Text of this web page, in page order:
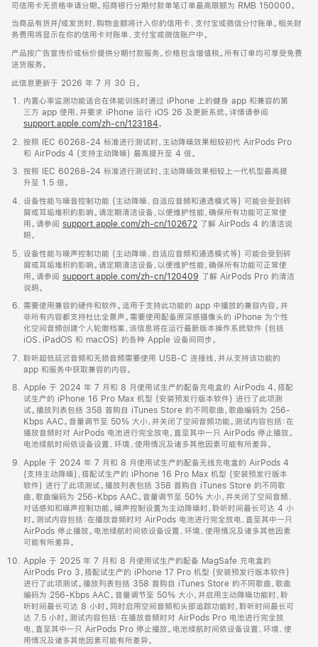
司信用卡无资格申请分期。招商银行分期付款单笔订单最高限额为 RMB 150000。
当商品有货并/或发货时，购物金额将计入你的信用卡、支付宝或微信分付账单。相关财
务费用将显示在你的信用卡对账单、支付宝或微信账户中。
产品按广告宣传价或标价提供分期付款服务。价格包含增值税。所有订单均可享受免费
送货服务。
此信息更新于 2026 年 7 月 30 日。
内置心率监测功能适合在体能训练时通过 iPhone 上的健身 app 和兼容的第
三方 app 使用，并要求 iPhone 运行 iOS 26 及更新系统。详情请参阅
support.apple.com/zh-cn/123184。
按照 IEC 60268-24 标准进行测试时，主动降噪效果相较初代 AirPods Pro
和 AirPods 4 (支持主动降噪) 最高提升至 4 倍。
按照 IEC 60268-24 标准进行测试时，主动降噪效果相较上一代机型最高提
升至 1.5 倍。
设备性能与噪音控制功能 (主动降噪、自适应音频和通透模式等) 可能会受到碎
屑或耳垢堆积的影响。请定期清洁设备，以便维护性能，确保所有功能可正常使
用。请参阅 support.apple.com/zh-cn/102672 了解 AirPods 4 的清洁说
明。
设备性能与噪声控制功能 (主动降噪、自适应音频和通透模式等) 可能会受到碎
屑或耳垢堆积的影响。请定期清洁设备，以便维护性能，确保所有功能可正常使
用。请参阅 support.apple.com/zh-cn/120409 了解 AirPods Pro 的清洁
说明。
需要使用兼容的硬件和软件。适用于支持此功能的 app 中播放的兼容内容。并
非所有内容都支持杜比全景声。需要使用配备原深感摄像头的 iPhone 为个性
化空间音频创建个人轮廓档案，该信息将在运行最新版本操作系统软件 (包括
iOS、iPadOS 和 macOS) 的各种 Apple 设备间同步。
聆听超低延迟音频和无损音频需要使用 USB-C 连接线，并从支持该功能的
app 和服务中获取兼容的内容。
Apple 于 2024 年 7 月和 8 月使用试生产的配备充电盒的 AirPods 4，搭配
试生产的 iPhone 16 Pro Max 机型 (安装预发行版本软件) 进行了此项测
试。播放列表包括 358 首购自 iTunes Store 的不同歌曲，歌曲编码为 256-
Kbps AAC。音量调节至 50% 大小，并关闭了空间音频功能。测试内容包括：在
播放音频时对 AirPods 电池进行完全放电，直至其中一只 AirPods 停止播放。
电池续航时间依设备设置、环境、使用情况及诸多其他因素可能有所差异。
Apple 于 2024 年 7 月和 8 月使用试生产的配备无线充电盒的 AirPods 4
(支持主动降噪)，搭配试生产的 iPhone 16 Pro Max 机型 (安装预发行版本
软件) 进行了此项测试。播放列表包括 358 首购自 iTunes Store 的不同歌
曲，歌曲编码为 256-Kbps AAC。音量调节至 50% 大小，并关闭了空间音频、
对话感知和噪声控制功能。噪声控制设置为主动降噪时，聆听时间最长可达 4 小
时。测试内容包括：在播放音频时对 AirPods 电池进行完全放电，直至其中一只
AirPods 停止播放。电池续航时间依设备设置、环境、使用情况及诸多其他因素
可能有所差异。
Apple 于 2025 年 7 月和 8 月使用试生产的配备 MagSafe 充电盒的
AirPods Pro 3，搭配试生产的 iPhone 17 Pro 机型 (安装预发行版本软件)
进行了此项测试。播放列表包括 358 首购自 iTunes Store 的不同歌曲，歌曲
编码为 256-Kbps AAC。音量调节至 50% 大小，并启用主动降噪功能时，聆
听时间最长可达 8 小时。同时启用空间音频和头部追踪功能时，聆听时间最长可
达 7.5 小时。测试内容包括：在播放音频时对 AirPods Pro 电池进行完全放
电，直至其中一只 AirPods Pro 停止播放。电池续航时间依设备设置、环境、使
用情况及诸多其他因素可能有所差异。